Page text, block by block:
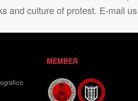
and culture of protest. E-mail
MEMBER